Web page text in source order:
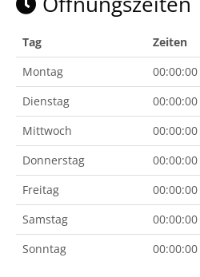
Tag
Zeiten
Montag
Dienstag
Mittwoch
Donnerstag
Freitag
Samstag
Sonntag